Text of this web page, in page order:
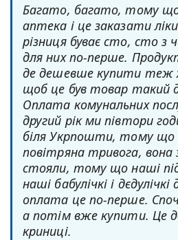
Багато, багато, тому
аптека і це заказати
різниця буває сто, сто з
для них по-перше.
де дешевше купити теж
щоб це був товар такий
Оплата комунальних
другий рік ми півтори
біля Укрпошти, тому що
повітряна тривога, вона
стояли, тому що наші
наші бабулічкі і
оплата це по-перше.
а потім вже купити. Це
криниці.